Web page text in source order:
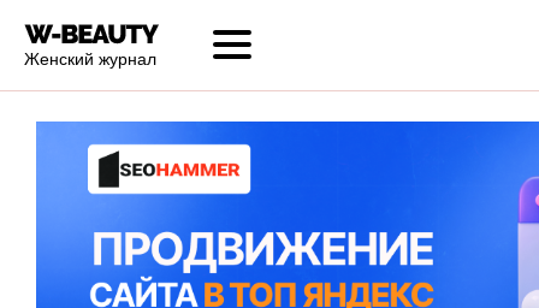
Женский журнал